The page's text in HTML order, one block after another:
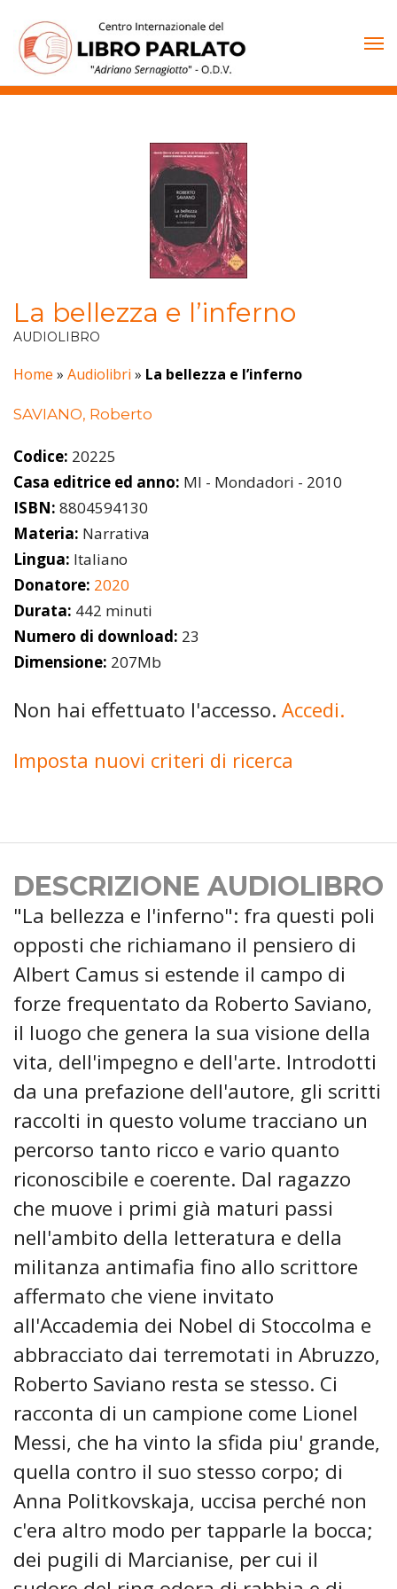
contenuto
La bellezza e l’inferno
AUDIOLIBRO
Home » Audiolibri » La bellezza e l’inferno
SAVIANO, Roberto
Codice: 20225
Casa editrice ed anno: MI - Mondadori - 2010
ISBN: 8804594130
Materia: Narrativa
Lingua: Italiano
Donatore: 2020
Durata: 442 minuti
Numero di download: 23
Dimensione: 207Mb
Non hai effettuato l'accesso. Accedi.
Imposta nuovi criteri di ricerca
DESCRIZIONE AUDIOLIBRO
"La bellezza e l'inferno": fra questi poli
opposti che richiamano il pensiero di
Albert Camus si estende il campo di
forze frequentato da Roberto Saviano,
il luogo che genera la sua visione della
vita, dell'impegno e dell'arte. Introdotti
da una prefazione dell'autore, gli scritti
raccolti in questo volume tracciano un
percorso tanto ricco e vario quanto
riconoscibile e coerente. Dal ragazzo
che muove i primi già maturi passi
nell'ambito della letteratura e della
militanza antimafia fino allo scrittore
affermato che viene invitato
all'Accademia dei Nobel di Stoccolma e
abbracciato dai terremotati in Abruzzo,
Roberto Saviano resta se stesso. Ci
racconta di un campione come Lionel
Messi, che ha vinto la sfida piu' grande,
quella contro il suo stesso corpo; di
Anna Politkovskaja, uccisa perché non
c'era altro modo per tapparle la bocca;
dei pugili di Marcianise, per cui il